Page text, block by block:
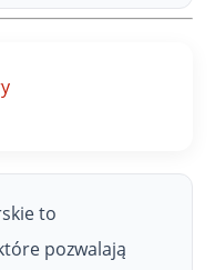
to
pozwalają